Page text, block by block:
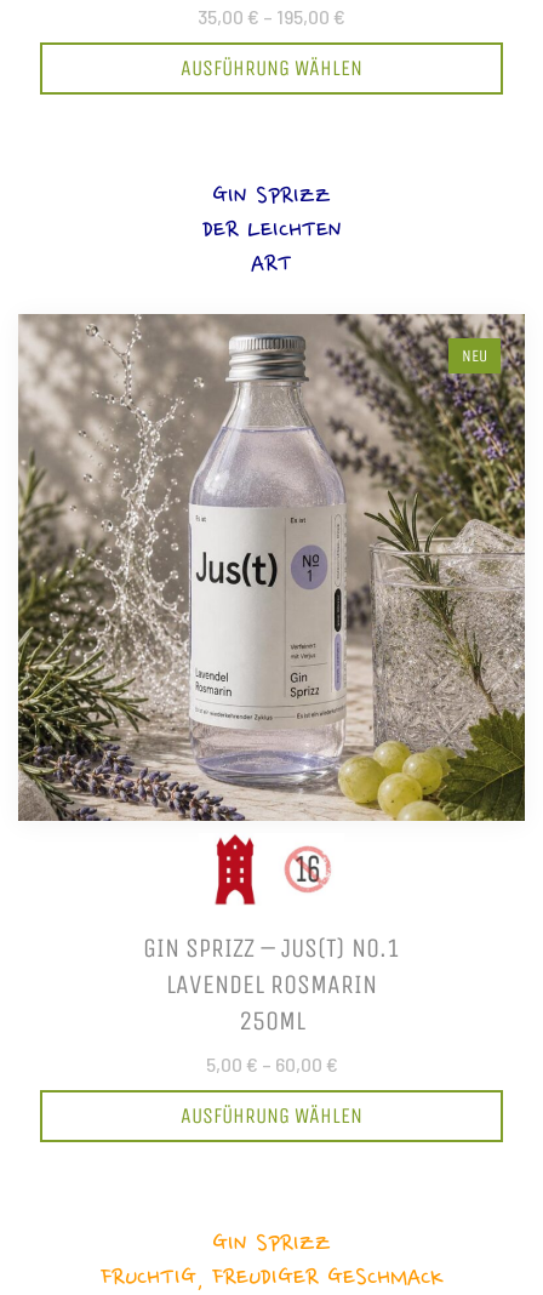
35,00 € – 195,00 €
AUSFÜHRUNG WÄHLEN
GIN SPRIZZ
DER LEICHTEN
ART
NEU
GIN SPRIZZ – JUS(T) NO.1
LAVENDEL ROSMARIN
250ML
5,00 € – 60,00 €
AUSFÜHRUNG WÄHLEN
GIN SPRIZZ
FRUCHTIG, FREUDIGER GESCHMACK